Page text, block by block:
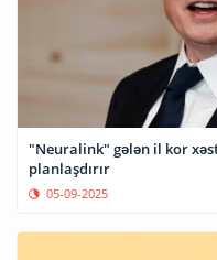
"Neuralink" gələn il kor
planlaşdırır
05-09-2025